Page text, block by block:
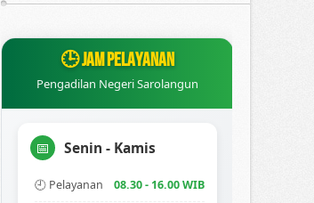
🕒 JAM PELAYANAN
Pengadilan Negeri Sarolangun
📅 Senin - Kamis
🕘 Pelayanan 08.30 - 16.00 WIB